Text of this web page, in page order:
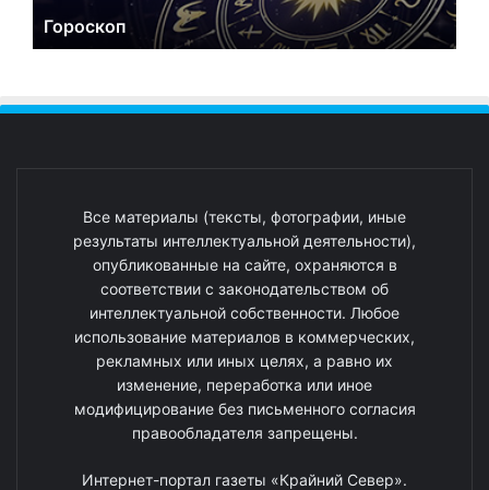
Гороскоп
Все материалы (тексты, фотографии, иные
результаты интеллектуальной деятельности),
опубликованные на сайте, охраняются в
соответствии с законодательством об
интеллектуальной собственности. Любое
использование материалов в коммерческих,
рекламных или иных целях, а равно их
изменение, переработка или иное
модифицирование без письменного согласия
правообладателя запрещены.
Интернет-портал газеты «Крайний Север».